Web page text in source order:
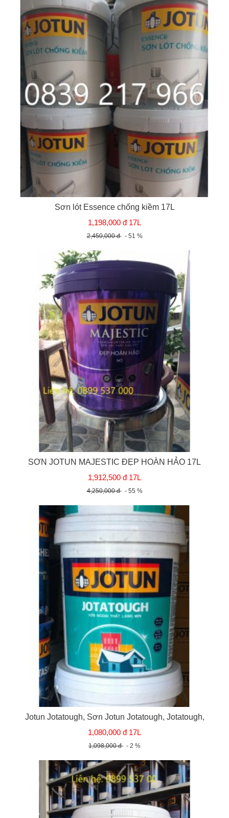
Sơn lót Essence chống kiềm 17L
1,198,000 đ 17L
2,450,000 đ- 51 %
SƠN JOTUN MAJESTIC ĐẸP HOÀN HẢO 17L
1,912,500 đ 17L
4,250,000 đ- 55 %
Jotun Jotatough, Sơn Jotun Jotatough, Jotatough,
1,080,000 đ 17L
1,098,000 đ - 2 %